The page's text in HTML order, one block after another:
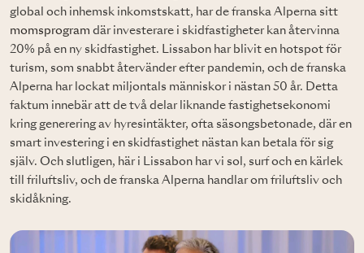
global och inhemsk inkomstskatt, har de franska Alperna sitt
momsprogram där investerare i skidfastigheter kan återvinna
20% på en ny skidfastighet. Lissabon har blivit en hotspot för
turism, som snabbt återvänder efter pandemin, och de franska
Alperna har lockat miljontals människor i nästan 50 år. Detta
faktum innebär att de två delar liknande fastighetsekonomi
kring generering av hyresintäkter, ofta säsongsbetonade, där en
smart investering i en skidfastighet nästan kan betala för sig
själv. Och slutligen, här i Lissabon har vi sol, surf och en kärlek
till friluftsliv, och de franska Alperna handlar om friluftsliv och
skidåkning.